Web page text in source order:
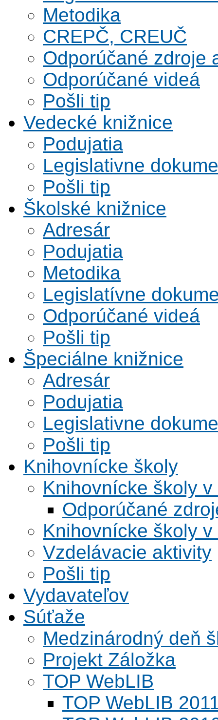
Metodika
CREPČ, CREUČ
Odporúčané zdroje
Odporúčané videá
Pošli tip
Vedecké knižnice
Podujatia
Legislativne
Pošli tip
Školské knižnice
Adresár
Podujatia
Metodika
Legislatívne
Odporúčané videá
Pošli tip
Špeciálne knižnice
Adresár
Podujatia
Legislativne
Pošli tip
Knihovnícke školy
Knihovnícke školy v
Odporúčané
Knihovnícke školy v
Vzdelávacie aktivity
Pošli tip
Vydavateľov
Súťaže
Medzinárodný deň
Projekt Záložka
TOP WebLIB
TOP WebLIB